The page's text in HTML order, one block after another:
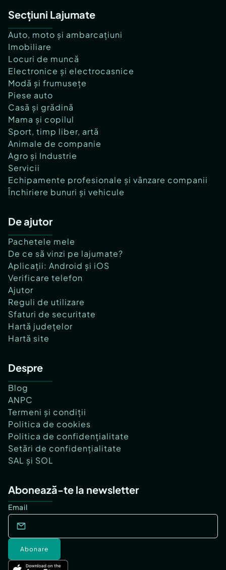
Secțiuni Lajumate
Auto, moto și ambarcațiuni
Imobiliare
Locuri de muncă
Electronice și electrocasnice
Modă și frumusețe
Piese auto
Casă și grădină
Mama și copilul
Sport, timp liber, artă
Animale de companie
Agro și Industrie
Servicii
Echipamente profesionale și vânzare companii
Închiriere bunuri și vehicule
De ajutor
Pachetele mele
De ce să vinzi pe lajumate?
Aplicații: Android și iOS
Verificare telefon
Ajutor
Reguli de utilizare
Sfaturi de securitate
Hartă județelor
Hartă site
Despre
Blog
ANPC
Termeni și condiții
Politica de cookies
Politica de confidențialitate
Setări de confidențialitate
SAL și SOL
Abonează-te la newsletter
Email
Abonare